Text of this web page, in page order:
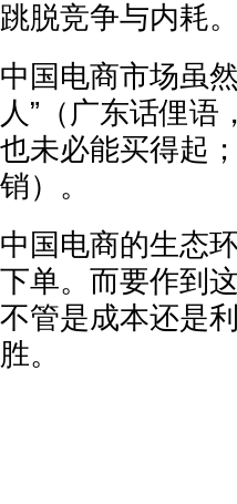
跳脱竞争与内耗。
中国电商市场虽
人”（广东话俚
也未必能买得起
销）。
中国电商的生态
下单。而要作到
不管是成本还是
胜。